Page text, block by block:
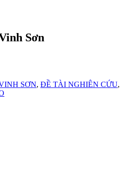
Sơn
SƠN, ĐỀ TÀI NGHIÊN CỨU,